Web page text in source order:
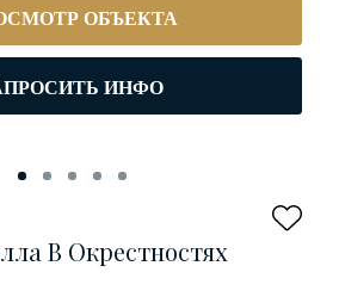
ОБЪЕКТА
ИНФО
В Окрестностях